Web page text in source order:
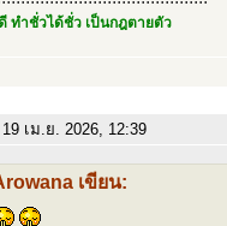
ทำชั่วได้ชั่ว เป็นกฎตายตัว
19 เม.ย. 2026, 12:39
เขียน: